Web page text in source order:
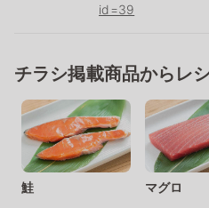
id=39
チラシ掲載商品からレ
鮭 マグロ